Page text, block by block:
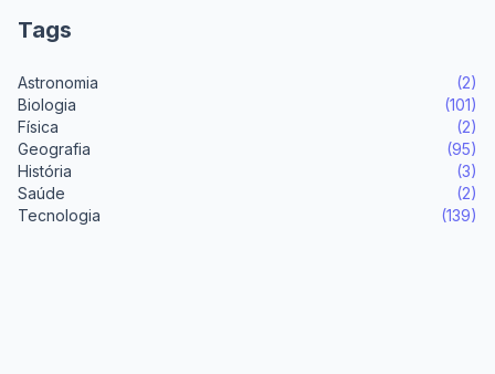
Tags
Astronomia
(2)
Biologia
(101)
Física
(2)
Geografia
(95)
História
(3)
Saúde
(2)
Tecnologia
(139)